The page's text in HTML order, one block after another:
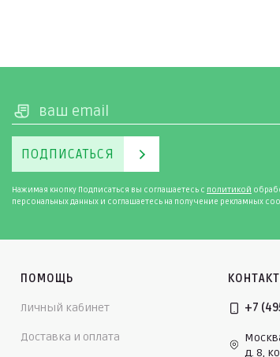
ПОДПИСАТЬСЯ
Нажимая кнопку Подписаться вы соглашаетесь с политикой
персональных данных и соглашаетесь на получение рекламных
ПОМОЩЬ
Личный кабинет
Доставка и оплата
+7
д. 8,